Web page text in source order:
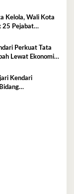
Kelola, Wali Kota
25 Pejabat
Perkuat Tata
Lewat Ekonomi
Kendari